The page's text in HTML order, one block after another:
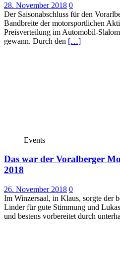
28. November 2018 0
Der Saisonabschluss für den
Bandbreite der motorsportlichen
Preisverteilung im Automobil-
gewann. Durch den […]
Events
Das war der Voralberger
2018
26. November 2018 0
Im Winzersaal, in Klaus, sorgte der
Linder für gute Stimmung und
und bestens vorbereitet durch